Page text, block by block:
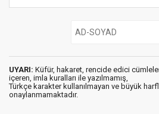
UYARI: Küfür, hakaret, rencide edici
içeren, imla kuralları ile yazılmamış,
Türkçe karakter kullanılmayan ve büyük
onaylanmamaktadır.